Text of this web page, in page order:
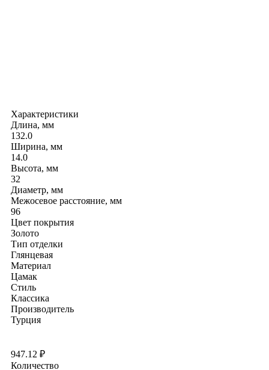
Характеристики
Длина, мм
132.0
Ширина, мм
14.0
Высота, мм
32
Диаметр, мм
Межосевое расстояние, мм
96
Цвет покрытия
Золото
Тип отделки
Глянцевая
Материал
Цамак
Стиль
Классика
Производитель
Турция
947.12 ₽
Количество